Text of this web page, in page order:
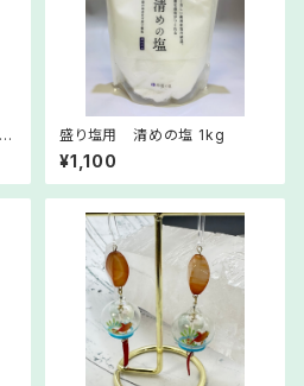
盛り塩用 清めの塩 1kg
¥1,100